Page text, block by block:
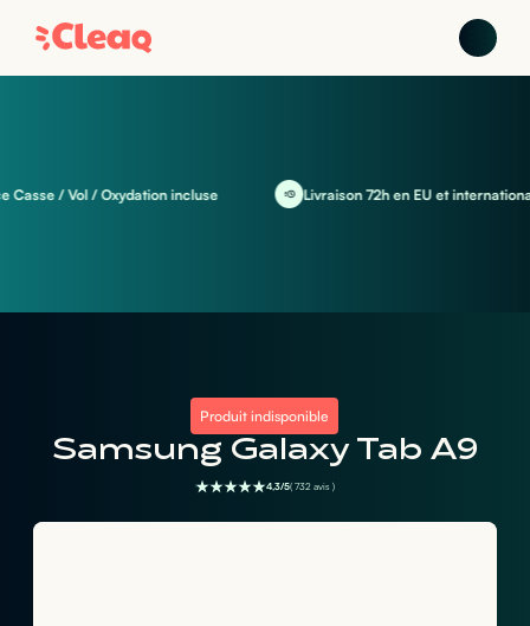
/ Vol / Oxydation incluse Livraison 72h en EU et international
Produit indisponible
Samsung Galaxy Tab A9
4,3/5( 732 avis )